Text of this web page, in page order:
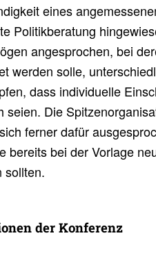
eines
Politikberatung
angesprochen, bei
werden solle,
dass individuelle
seien. Die
ferner dafür
bereits bei der Vorlage
sollten.
der Konfe­renz